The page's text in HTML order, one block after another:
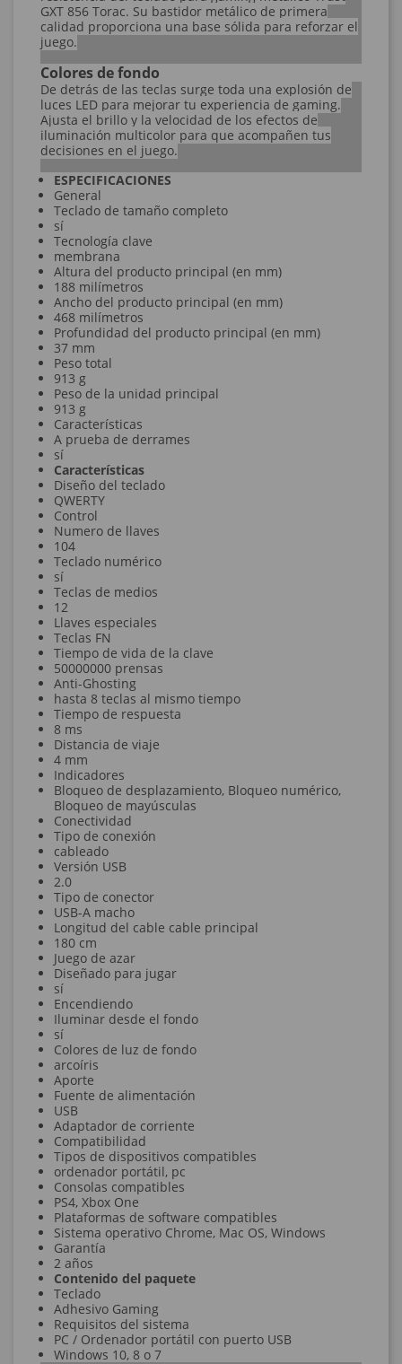
GXT 856 Torac. Su bastidor metálico de primera
calidad proporciona una base sólida para reforzar el
juego.
Colores de fondo
De detrás de las teclas surge toda una explosión de
luces LED para mejorar tu experiencia de gaming.
Ajusta el brillo y la velocidad de los efectos de
iluminación multicolor para que acompañen tus
decisiones en el juego.
ESPECIFICACIONES
General
Teclado de tamaño completo
sí
Tecnología clave
membrana
Altura del producto principal (en mm)
188 milímetros
Ancho del producto principal (en mm)
468 milímetros
Profundidad del producto principal (en mm)
37 mm
Peso total
913 g
Peso de la unidad principal
913 g
Características
A prueba de derrames
sí
Características
Diseño del teclado
QWERTY
Control
Numero de llaves
104
Teclado numérico
sí
Teclas de medios
12
Llaves especiales
Teclas FN
Tiempo de vida de la clave
50000000 prensas
Anti-Ghosting
hasta 8 teclas al mismo tiempo
Tiempo de respuesta
8 ms
Distancia de viaje
4 mm
Indicadores
Bloqueo de desplazamiento, Bloqueo numérico,
Bloqueo de mayúsculas
Conectividad
Tipo de conexión
cableado
Versión USB
2.0
Tipo de conector
USB-A macho
Longitud del cable cable principal
180 cm
Juego de azar
Diseñado para jugar
sí
Encendiendo
Iluminar desde el fondo
sí
Colores de luz de fondo
arcoíris
Aporte
Fuente de alimentación
USB
Adaptador de corriente
Compatibilidad
Tipos de dispositivos compatibles
ordenador portátil, pc
Consolas compatibles
PS4, Xbox One
Plataformas de software compatibles
Sistema operativo Chrome, Mac OS, Windows
Garantía
2 años
Contenido del paquete
Teclado
Adhesivo Gaming
Requisitos del sistema
PC / Ordenador portátil con puerto USB
Windows 10, 8 o 7